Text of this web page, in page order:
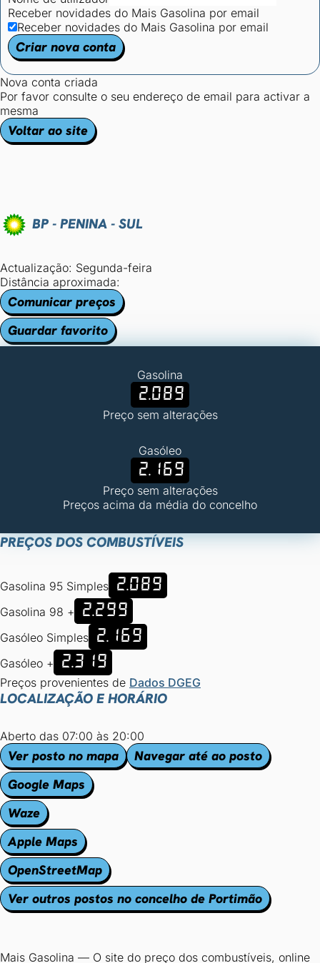
Receber novidades do Mais Gasolina por email
Receber novidades do Mais Gasolina por email
Criar nova conta
Nova conta criada
Por favor consulte o seu endereço de email para activar a
mesma
Voltar ao site
BP - PENINA - SUL
Actualização: Segunda-feira
Distância aproximada:
Comunicar preços
Guardar favorito
Gasolina
2.089
Preço sem alterações
Gasóleo
2.169
Preço sem alterações
Preços acima da média do concelho
PREÇOS DOS COMBUSTÍVEIS
Gasolina 95 Simples 2.089
Gasolina 98 + 2.299
Gasóleo Simples 2.169
Gasóleo + 2.319
Preços provenientes de Dados DGEG
LOCALIZAÇÃO E HORÁRIO
Aberto das 07:00 às 20:00
Ver posto no mapa
Navegar até ao posto
Google Maps
Waze
Apple Maps
OpenStreetMap
Ver outros postos no concelho de Portimão
Mais Gasolina — O site do preço dos combustíveis, online